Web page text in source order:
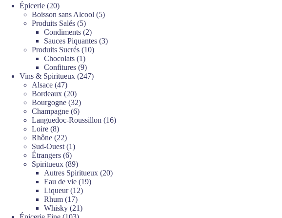
Épicerie 2020
produits
Boisson sans Alcool 55
Produits Salés 55
produits
Condiments 22
produits
Sauces Piquantes 33
Produits Sucrés 1010
Chocolats 11
produit
Confitures 99
produits
Vins & Spiritueux 247247
Alsace 4747
produits
Bordeaux 2020
produits
Bourgogne 3232
produits
Champagne 66
produits
Languedoc-Roussillon 1616
Loire 88
produits
Rhône 2222
produits
Sud-Ouest 11
Étrangers 66
produits
Spiritueux 8989
produits
Autres Spiritueux 2020
Eau de vie 1919
Liqueur 1212
Rhum 1717
produits
Whisky 2121
103